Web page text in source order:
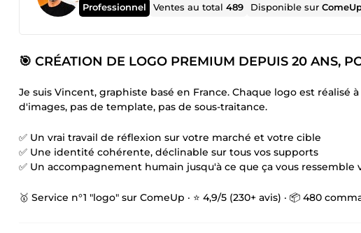
Professionnel Ventes au total489 Disponible sur
🎯 CRÉATION DE LOGO PREMIUM DEPUIS 20 ANS,
Je suis Vincent, graphiste basé en France. Chaque logo est
d'images, pas de template, pas de sous-traitance.
✅ Un vrai travail de réflexion sur votre marché et votre cible
✅ Une identité cohérente, déclinable sur tous vos supports
✅ Un accompagnement humain jusqu'à ce que ça vous ressemble
🥇 Service n°1 "logo" sur ComeUp · ⭐ 4,9/5 (230+ avis) · 📦 480